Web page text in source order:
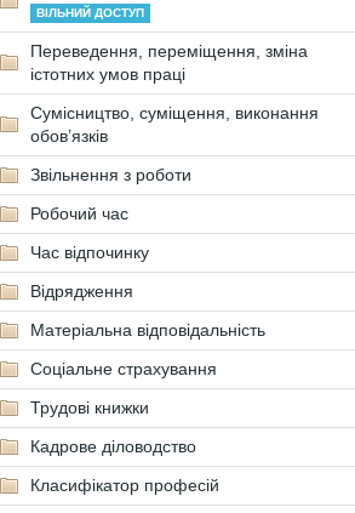
ВІЛЬНИЙ ДОСТУП
Переведення, переміщення, зміна
істотних умов праці
Сумісництво, суміщення, виконання
обов’язків
Звільнення з роботи
Робочий час
Час відпочинку
Відрядження
Матеріальна відповідальність
Соціальне страхування
Трудові книжки
Кадрове діловодство
Класифікатор професій